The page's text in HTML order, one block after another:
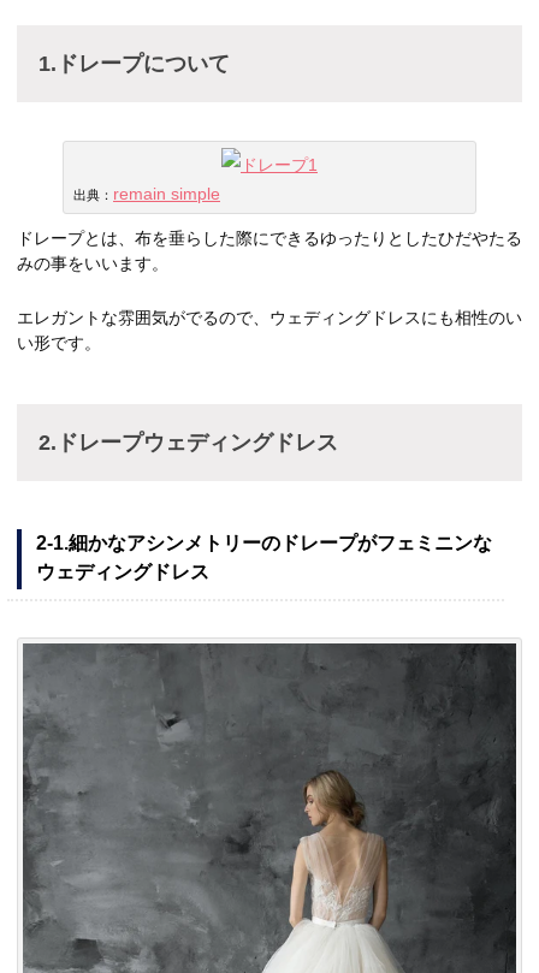
1.ドレープについて
出典： remain simple
ドレープとは、布を垂らした際にできるゆったりとしたひだやたる
みの事をいいます。
エレガントな雰囲気がでるので、ウェディングドレスにも相性のい
い形です。
2.ドレープウェディングドレス
2-1.細かなアシンメトリーのドレープがフェミニンな
ウェディングドレス